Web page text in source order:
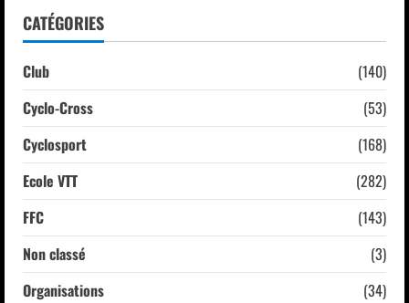
CATÉGORIES
Club
(140)
Cyclo-Cross
(53)
Cyclosport
(168)
Ecole VTT
(282)
FFC
(143)
Non classé
(3)
Organisations
(34)